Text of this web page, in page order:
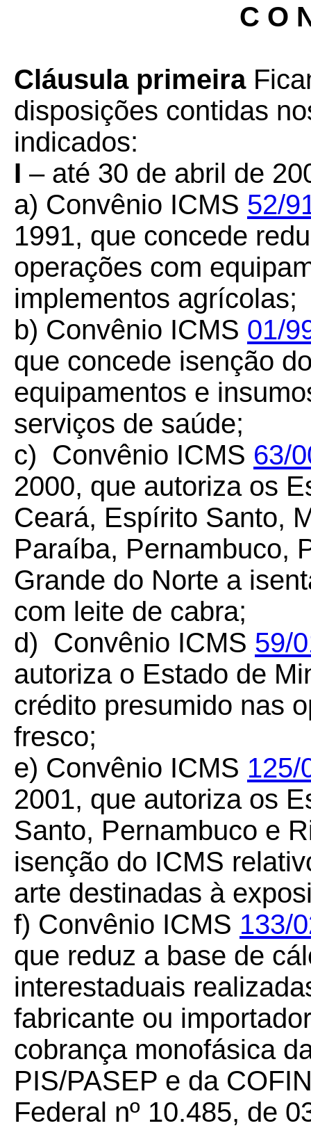
C O
Cláusula primeira
disposições contidas
indicados:
I – até 30 de abril de
a) Convênio ICMS 52/
1991, que concede
operações com
implementos agrícolas;
b) Convênio ICMS 01/
que concede isenção
equipamentos e
serviços de saúde;
c) Convênio ICMS 63/
2000, que autoriza os
Ceará, Espírito Santo,
Paraíba, Pernambuco,
Grande do Norte a
com leite de cabra;
d) Convênio ICMS 59/
autoriza o Estado de
crédito presumido nas
fresco;
e) Convênio ICMS 125/
2001, que autoriza os
Santo, Pernambuco e
isenção do ICMS
arte destinadas à
f) Convênio ICMS 133/
que reduz a base de
interestaduais
fabricante ou
cobrança monofásica
PIS/PASEP e da
Federal nº 10.485, de